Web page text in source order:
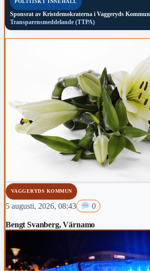
POLITISKT INNEHÅLL
Sponsrat av Kristdemokraterna i Vaggeryds Kommun
Transparensmeddelande (TTPA)
VAGGERYDS KOMMUN
5 augusti, 2026, 08:43 0
Bengt Svanberg, Värnamo